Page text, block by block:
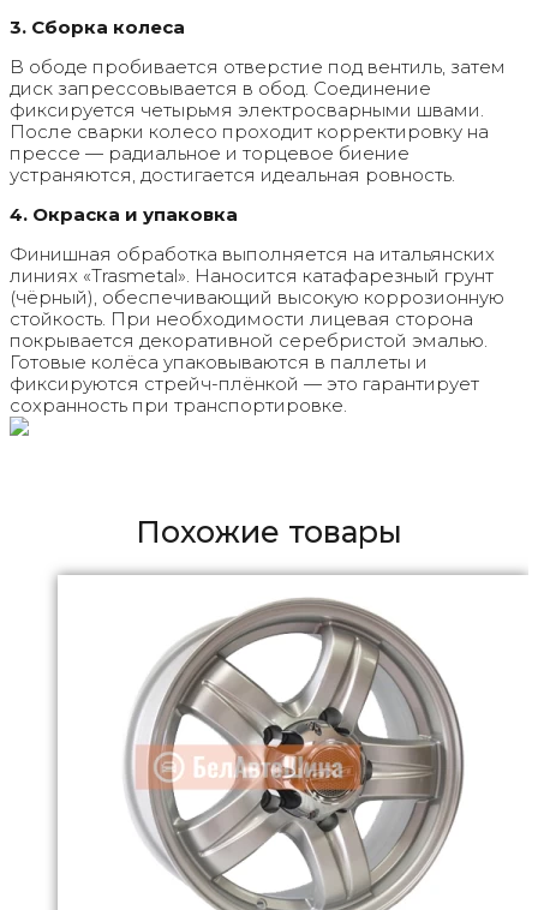
3. Сборка колеса
В ободе пробивается отверстие под вентиль, затем
диск запрессовывается в обод. Соединение
фиксируется четырьмя электросварными швами.
После сварки колесо проходит корректировку на
прессе — радиальное и торцевое биение
устраняются, достигается идеальная ровность.
4. Окраска и упаковка
Финишная обработка выполняется на итальянских
линиях «Trasmetal». Наносится катафарезный грунт
(чёрный), обеспечивающий высокую коррозионную
стойкость. При необходимости лицевая сторона
покрывается декоративной серебристой эмалью.
Готовые колёса упаковываются в паллеты и
фиксируются стрейч-плёнкой — это гарантирует
сохранность при транспортировке.
Похожие товары